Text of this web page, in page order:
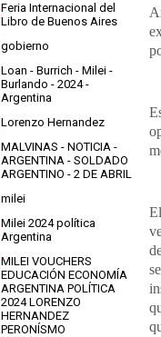
Feria Internacional del
Libro de Buenos Aires
gobierno
Loan - Burrich - Milei -
Burlando - 2024 -
Argentina
Lorenzo Hernandez
MALVINAS - NOTICIA -
ARGENTINA - SOLDADO
ARGENTINO - 2 DE ABRIL
milei
Milei 2024 política
Argentina
MILEI VOUCHERS
EDUCACIÓN ECONOMÍA
ARGENTINA POLÍTICA
2024 LORENZO
HERNANDEZ
PERONÍSMO